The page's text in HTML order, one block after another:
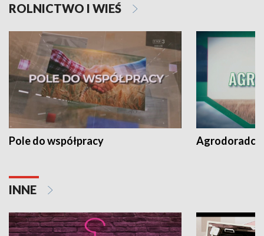
ROLNICTWO I WIEŚ
Pole do współpracy Agrodoradcy
INNE